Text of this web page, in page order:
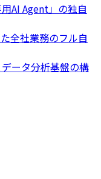
AI Agent」の独自
全社業務のフル自
ータ分析基盤の構